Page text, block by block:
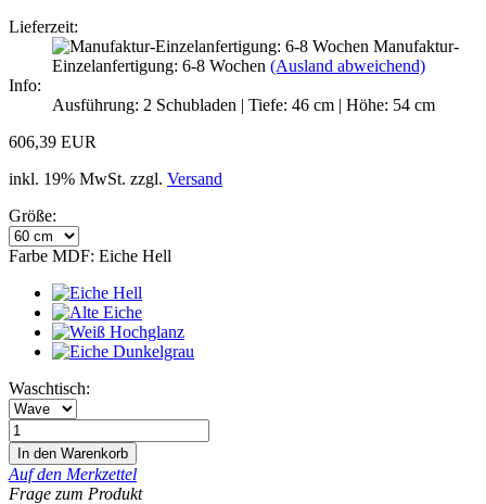
Lieferzeit:
Manufaktur-
Einzelanfertigung: 6-8 Wochen (Ausland abweichend)
Info:
Ausführung: 2 Schubladen | Tiefe: 46 cm | Höhe: 54 cm
606,39 EUR
inkl. 19% MwSt. zzgl. Versand
Größe:
Farbe MDF: Eiche Hell
Waschtisch:
Auf den Merkzettel
Frage zum Produkt